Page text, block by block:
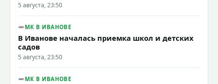
5 августа, 23:50
МК В ИВАНОВЕ
В Иванове началась приемка школ и детских
садов
5 августа, 23:50
МК В ИВАНОВЕ